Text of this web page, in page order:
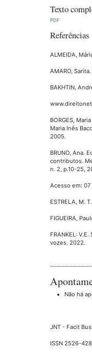
Texto
PDF
Referências
ALMEIDA,
AMARO,
BAKHTIN,
BORGES,
Maria Inês
2005.
BRUNO, Ana.
contributos.
n. 2, p.10-25,
Acesso em:
ESTRELA, M.
FIGUEIRA,
FRANKEL:
vozes. 2022.
Não há
JNT - Facit
ISSN 2526-